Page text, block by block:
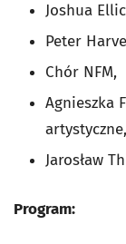
Joshua
Peter
Chór NFM,
Agnieszka
Jarosław
Program: